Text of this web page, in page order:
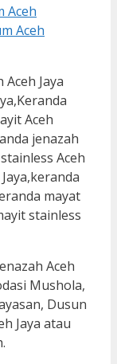
Aceh
Mushola,
Dusun
Jaya atau